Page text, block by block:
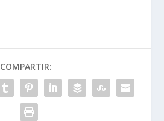
COMPARTIR: